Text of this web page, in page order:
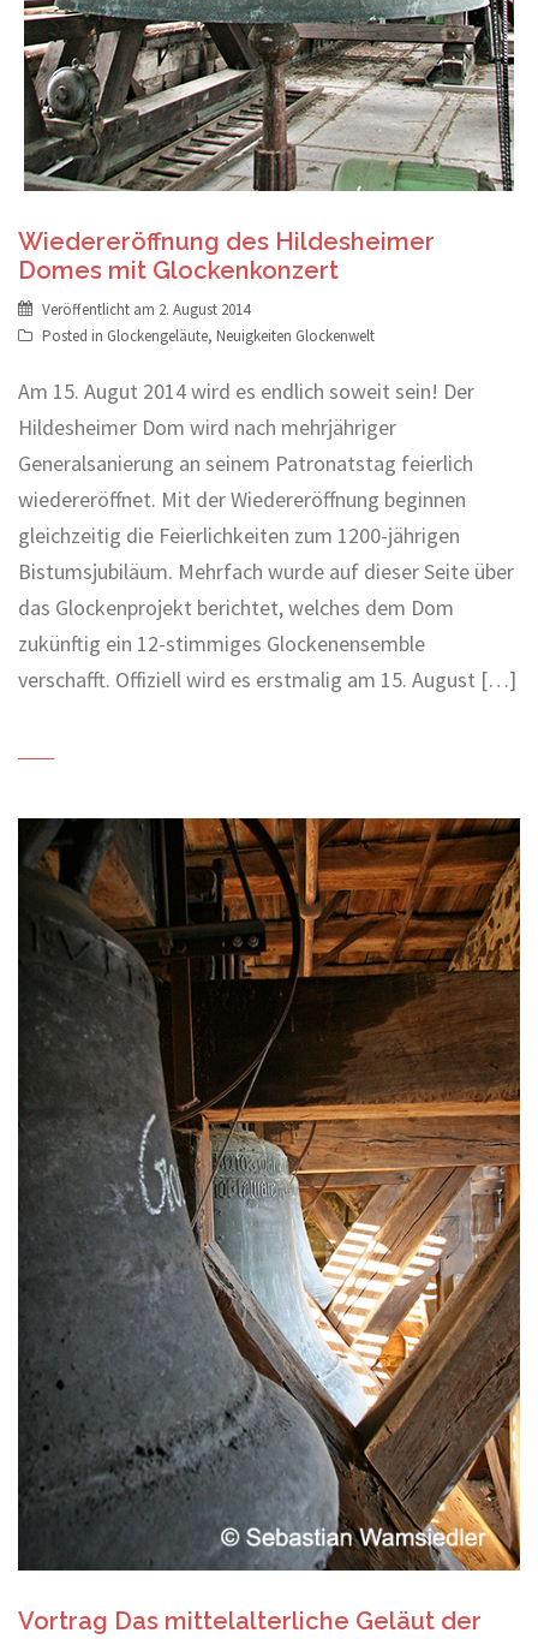
Wiedereröffnung des Hildesheimer
Domes mit Glockenkonzert
Veröffentlicht am 2. August 2014
Posted in Glockengeläute, Neuigkeiten Glockenwelt
Am 15. Augut 2014 wird es endlich soweit sein! Der
Hildesheimer Dom wird nach mehrjähriger
Generalsanierung an seinem Patronatstag feierlich
wiedereröffnet. Mit der Wiedereröffnung beginnen
gleichzeitig die Feierlichkeiten zum 1200-jährigen
Bistumsjubiläum. Mehrfach wurde auf dieser Seite über
das Glockenprojekt berichtet, welches dem Dom
zukünftig ein 12-stimmiges Glockenensemble
verschafft. Offiziell wird es erstmalig am 15. August […]
Vortrag Das mittelalterliche Geläut der